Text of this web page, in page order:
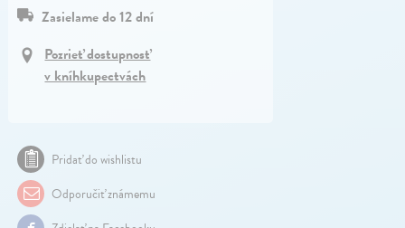
Zasielame do 12 dní
Pozrieť dostupnosť
v kníhkupectvách
Pridať do wishlistu
Odporučiť známemu